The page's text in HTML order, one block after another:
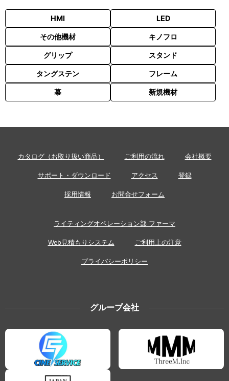
HMI LED
その他機材 キノフロ
グリップ スタンド
タングステン フレーム
幕 新規機材
カタログ（お取り扱い商品） ご利用の流れ 会社概要
サポート・ダウンロード アクセス 登録
採用情報 お問合せフォーム
ライティングオペレーション部 ファーマ
Web見積もりシステム ご利用上の注意
プライバシーポリシー
グループ会社